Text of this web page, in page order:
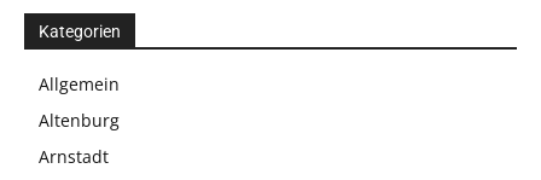
Kategorien
Allgemein
Altenburg
Arnstadt